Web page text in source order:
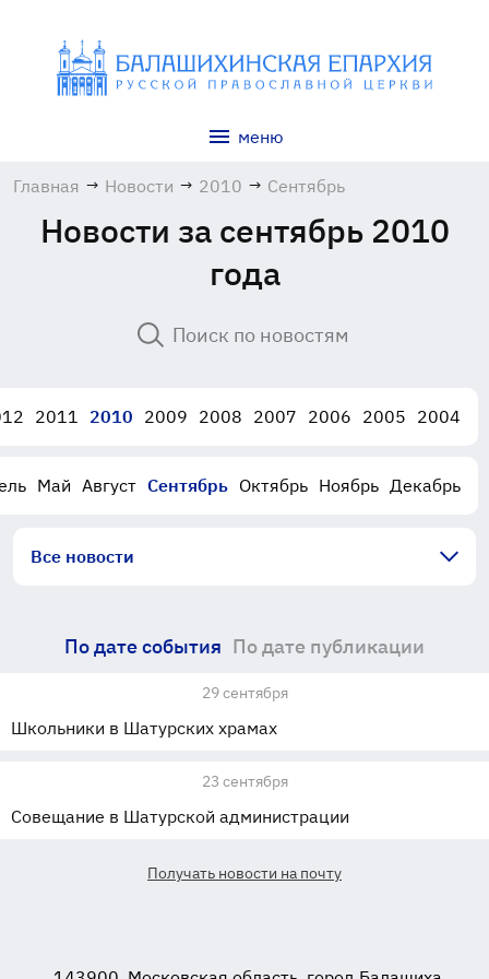
меню
Главная → Новости → 2010 → Сентябрь
Новости за сентябрь 2010
года
2011 2010 2009 2008 2007 2006 2005 2004
Май Август Сентябрь Октябрь Ноябрь Декабрь
Все новости
По дате события По дате публикации
29 сентября
Школьники в Шатурских храмах
23 сентября
Совещание в Шатурской администрации
Получать новости на почту